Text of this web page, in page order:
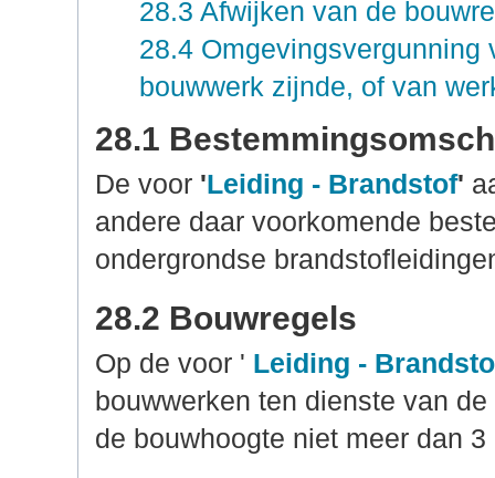
28.3 Afwijken van de
28.4 Omgevingsvergunning
bouwwerk zijnde, of van
28.1
De voor 'Leiding - Brandstof'
andere daar voorkomende
ondergrondse
28.2 Bouwregels
Op de voor ' Leiding -
bouwwerken ten dienste van
de bouwhoogte niet meer dan